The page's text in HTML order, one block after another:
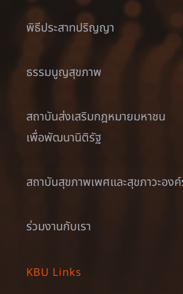
พิธีประสาทปริญญา
ธรรมนูญสุขภาพ
สถาบันส่งเสริมกฎหมายมหาชน
เพื่อพัฒนานิติรัฐ
สถาบันสุขภาพเพศและสุขภาวะอง
ร่วมงานกับเรา
KBU Links